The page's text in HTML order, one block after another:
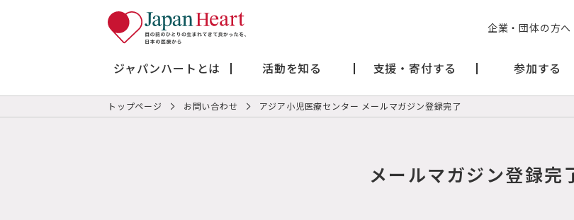
企業・団体の方へ
ジャパンハートとは 活動を知る 支援・寄付する 参加する
トップページ お問い合わせ アジア小児医療センター メールマガジン登録完了
メールマガジン登録完